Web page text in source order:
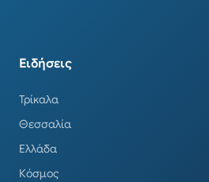
Ειδήσεις
Τρίκαλα
Θεσσαλία
Ελλάδα
Κόσμος